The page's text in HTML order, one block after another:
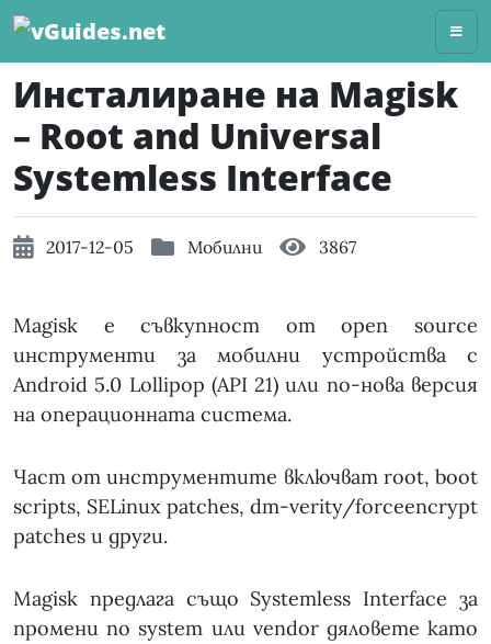
Skip
Инсталиране на Magisk
– Root and Universal
Systemless Interface
2017-12-05 Мобилни 3867
Magisk е съвкупност от open source
инструменти за мобилни устройства с
Android 5.0 Lollipop (API 21) или по-нова версия
на операционната система.
Част от инструментите включват root, boot
scripts, SELinux patches, dm-verity/forceencrypt
patches и други.
Magisk предлага също Systemless Interface за
промени по system или vendor дяловете като